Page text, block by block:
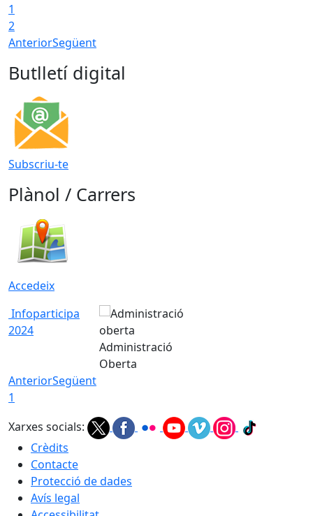
1
2
AnteriorSegüent
Butlletí digital
Subscriu-te
Plànol / Carrers
Accedeix
Infoparticipa
2024
Administració
Oberta
AnteriorSegüent
1
Xarxes socials:
Crèdits
Contacte
Protecció de dades
Avís legal